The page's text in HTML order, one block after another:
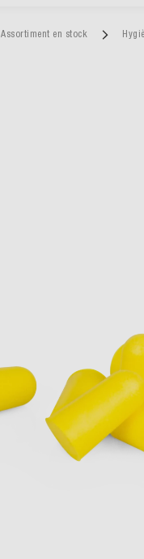
Assortiment en stock